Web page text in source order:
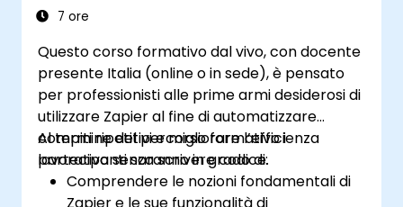
7 ore
Questo corso formativo dal vivo, con docente
presente Italia (online o in sede), è pensato
per professionisti alle prime armi desiderosi di
utilizzare Zapier al fine di automatizzare
compiti ripetitivi e migliorare l’efficienza
lavorativa senza scrivere codice.
Al termine del percorso formativo i
partecipanti saranno in grado di:
Comprendere le nozioni fondamentali di